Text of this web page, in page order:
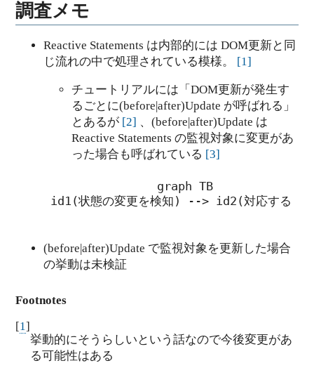
調査メモ
Reactive Statements は内部的には DOM更新と同
じ流れの中で処理されている模様。 [1]
チュートリアルには「DOM更新が発生す
るごとに(before|after)Update が呼ばれる」
とあるが [2] 、(before|after)Update は
Reactive Statements の監視対象に変更があ
った場合も呼ばれている [3]
        graph TB
id1(状態の変更を検知) --> id2(対応する
(before|after)Update で監視対象を更新した場合
の挙動は未検証
Footnotes
[1]
挙動的にそうらしいという話なので今後変更があ
る可能性はある